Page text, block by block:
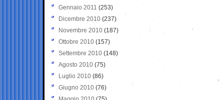
Gennaio 2011 (253)
Dicembre 2010 (237)
Novembre 2010 (187)
Ottobre 2010 (157)
Settembre 2010 (148)
Agosto 2010 (75)
Luglio 2010 (86)
Giugno 2010 (76)